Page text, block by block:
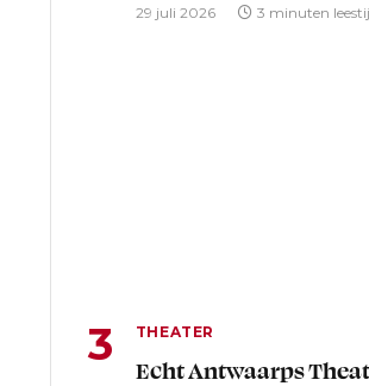
29 juli 2026 3 minuten
THEATER
Echt Antwaarps